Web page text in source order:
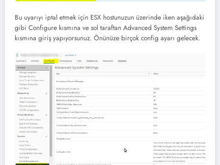
Bu uyarıyı iptal etmek için ESX hostunuzun üzerinde iken aşağıdaki
gibi Configure kısmına ve sol taraftan Advanced System Settings
kısmına giriş yapıyorsunuz. Önünüze birçok config ayarı gelecek.